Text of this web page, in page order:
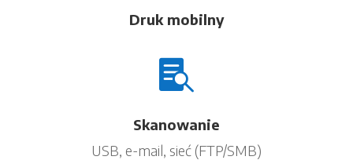
Druk mobilny

Skanowanie
USB, e-mail, sieć (FTP/SMB)